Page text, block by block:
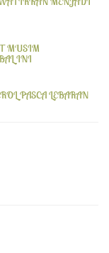
MUSIM
INI
PASCA LEBARAN